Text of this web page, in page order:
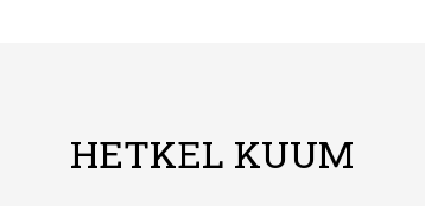
HETKEL KUUM